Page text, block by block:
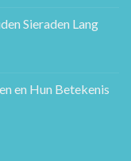
Sieraden Lang
en Hun Betekenis